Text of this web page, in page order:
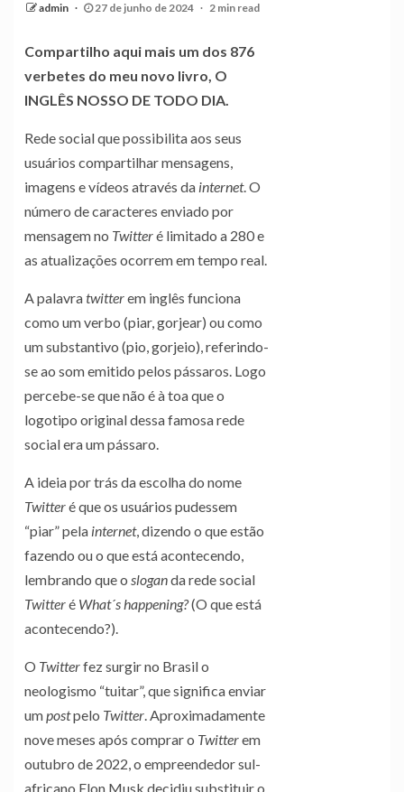
admin 27 de junho de 2024 2 min read
Compartilho aqui mais um dos 876
verbetes do meu novo livro, O
INGLÊS NOSSO DE TODO DIA.
Rede social que possibilita aos seus
usuários compartilhar mensagens,
imagens e vídeos através da internet. O
número de caracteres enviado por
mensagem no Twitteré limitado a 280 e
as atualizações ocorrem em tempo real.
A palavratwitterem inglês funciona
como um verbo (piar, gorjear) ou como
um substantivo (pio, gorjeio), referindo-
se ao som emitido pelos pássaros. Logo
percebe-se que não é à toa que o
logotipo original dessa famosa rede
social era um pássaro.
A ideia por trás da escolha do nome
Twitteré que os usuários pudessem
“piar” pela internet, dizendo o que estão
fazendo ou o que está acontecendo,
lembrando que o sloganda rede social
Twitteré What´s happening?(O que está
acontecendo?).
O Twitterfez surgir no Brasil o
neologismo “tuitar”, que significa enviar
umpostpelo Twitter. Aproximadamente
nove meses após comprar o Twitterem
outubro de 2022, o empreendedor sul-
africano Elon Musk decidiu substituir o